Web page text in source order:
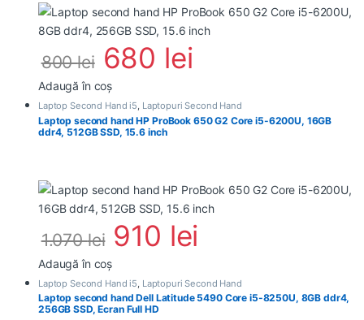
800lei 680 lei
Adaugă în coș
Laptop Second Hand i5, Laptopuri Second Hand
Laptop second hand HP ProBook 650 G2 Core i5-6200U, 16GB
ddr4, 512GB SSD, 15.6 inch
1.070lei 910 lei
Adaugă în coș
Laptop Second Hand i5 Laptopuri Second Hand
Laptop second hand Dell Latitude 5490 Core i5-8250U, 8GB ddr4,
256GB SSD, Ecran Full HD